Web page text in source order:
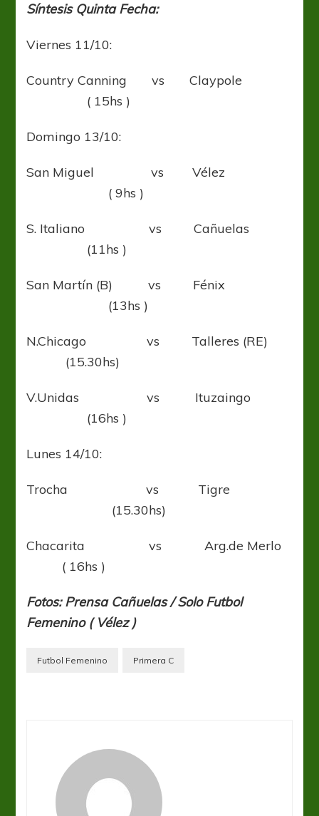
Síntesis Quinta Fecha:
Viernes 11/10:
Country Canning vs Claypole
( 15hs )
Domingo 13/10:
San Miguel vs Vélez
( 9hs )
S. Italiano vs Cañuelas
(11hs )
San Martín (B) vs Fénix
(13hs )
N.Chicago vs Talleres (RE)
(15.30hs)
V.Unidas vs Ituzaingo
(16hs )
Lunes 14/10:
Trocha vs Tigre
(15.30hs)
Chacarita vs Arg.de Merlo
( 16hs )
Fotos: Prensa Cañuelas/ Solo Futbol
Femenino (Vélez)
Futbol Femenino Primera C